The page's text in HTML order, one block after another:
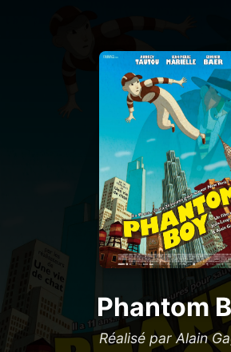
Phantom
Réalisé par Alain